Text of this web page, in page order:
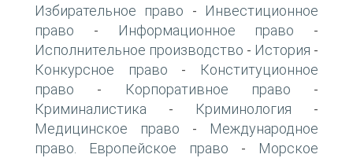
Избирательное право -
Инвестиционное
право - Информационное право -
Исполнительное производство - История -
Конкурсное право -
Конституционное
право - Корпоративное право -
Криминалистика - Криминология -
Медицинское право -
Международное
право. Европейское право -
Морское